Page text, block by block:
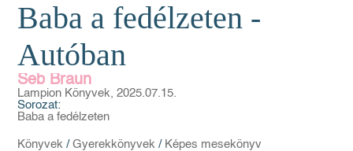
Baba a fedélzeten -
Autóban
Seb Braun
Lampion Könyvek, 2025.07.15.
Sorozat:
Baba a fedélzeten
Könyvek / Gyerekkönyvek / Képes mesekönyv